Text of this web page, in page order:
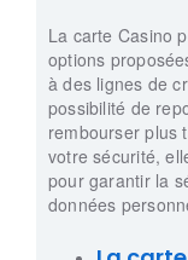
La carte Casino
options
à des lignes de
possibilité de
rembourser plus
votre sécurité,
pour garantir la
données